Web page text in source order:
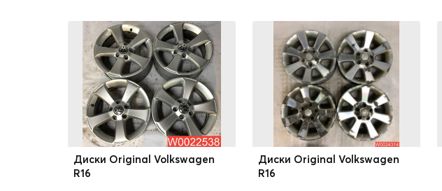
Диски Original Volkswagen
R16
Диски Original Volkswagen
R16